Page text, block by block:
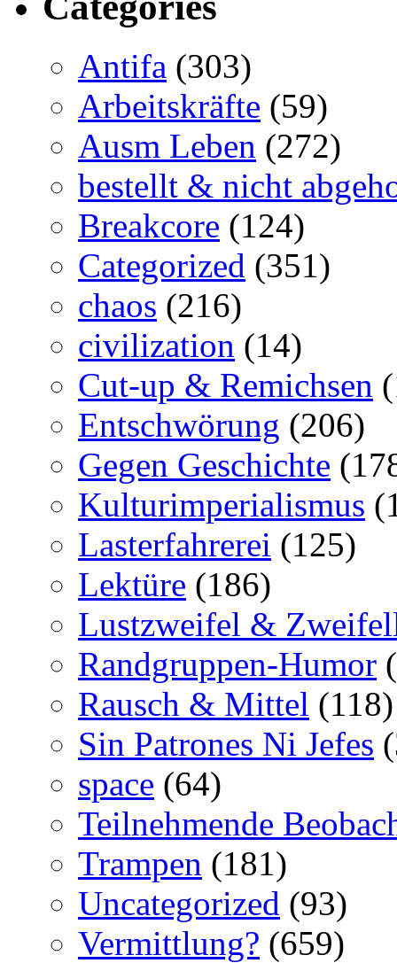
Antifa (303)
Arbeitskräfte (59)
Ausm Leben (272)
bestellt & nicht
Breakcore (124)
Categorized (351)
chaos (216)
civilization (14)
Cut-up & Remichsen
Entschwörung (206)
Gegen Geschichte
Kulturimperialismus
Lasterfahrerei (125)
Lektüre (186)
Lustzweifel &
Randgruppen-Humor
Rausch & Mittel (118)
Sin Patrones Ni Jefes
space (64)
Teilnehmende
Trampen (181)
Uncategorized (93)
Vermittlung? (659)